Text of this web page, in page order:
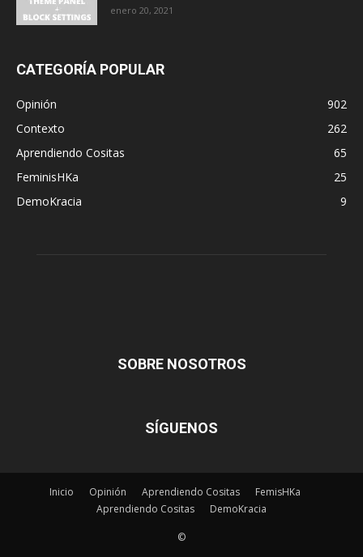
enero 20, 2021
CATEGORÍA POPULAR
Opinión
902
Contexto
262
Aprendiendo Cositas
65
FeminisHKa
25
DemoKracia
9
SOBRE NOSOTROS
SÍGUENOS
Inicio Opinión Aprendiendo Cositas
FemisHKa
Aprendiendo Cositas
DemoKracia
©